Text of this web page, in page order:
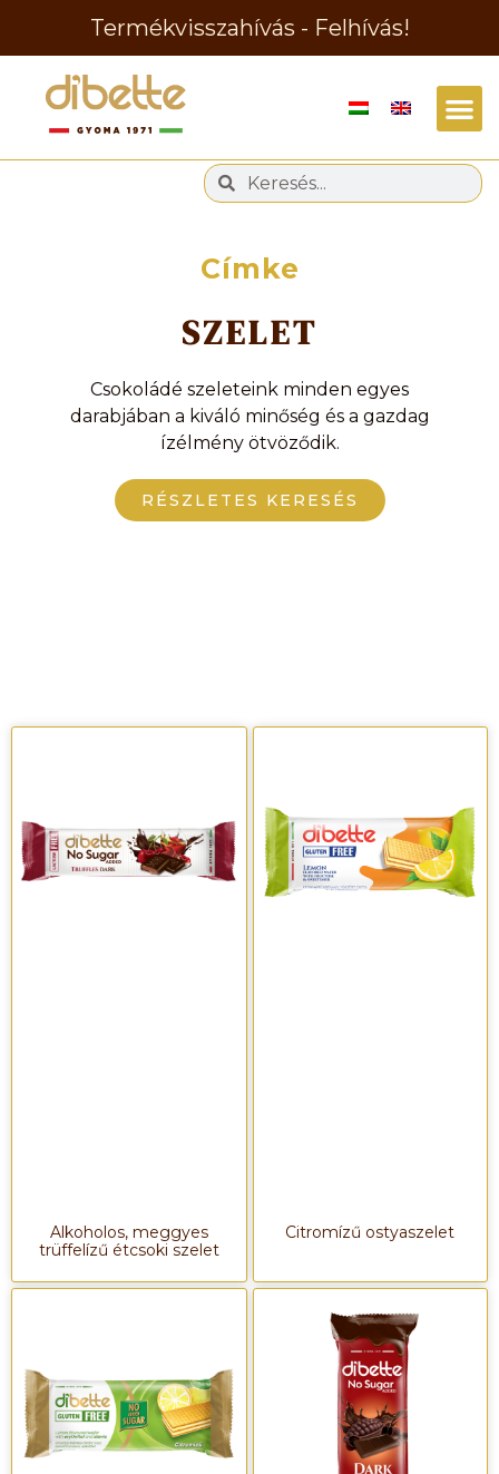
Termékvisszahívás - Felhívás!
Címke
SZELET
Csokoládé szeleteink minden egyes
darabjában a kiváló minőség és a gazdag
ízélmény ötvöződik.
RÉSZLETES KERESÉS
Alkoholos, meggyes
trüffelízű étcsoki szelet
Citromízű ostyaszelet